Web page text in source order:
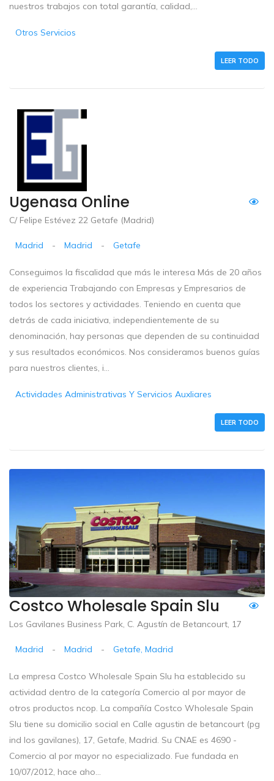
nuestros trabajos con total garantía, calidad,...
Otros Servicios
LEER TODO
Ugenasa Online
C/ Felipe Estévez 22 Getafe (Madrid)
Madrid - Madrid - Getafe
Conseguimos la fiscalidad que más le interesa Más de 20 años
de experiencia Trabajando con Empresas y Empresarios de
todos los sectores y actividades. Teniendo en cuenta que
detrás de cada iniciativa, independientemente de su
denominación, hay personas que dependen de su continuidad
y sus resultados económicos. Nos consideramos buenos guías
para nuestros clientes, i...
Actividades Administrativas Y Servicios Auxliares
LEER TODO
Costco Wholesale Spain Slu
Los Gavilanes Business Park, C. Agustín de Betancourt, 17
Madrid - Madrid - Getafe, Madrid
La empresa Costco Wholesale Spain Slu ha establecido su
actividad dentro de la categoría Comercio al por mayor de
otros productos ncop. La compañía Costco Wholesale Spain
Slu tiene su domicilio social en Calle agustin de betancourt (pg
ind los gavilanes), 17, Getafe, Madrid. Su CNAE es 4690 -
Comercio al por mayor no especializado. Fue fundada en
10/07/2012, hace aho...